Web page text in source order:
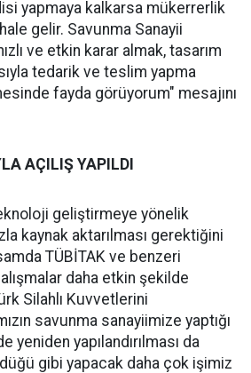
yapmaya kalkarsa mükerrerlik
gelir. Savunma Sanayii
ve etkin karar almak, tasarım
tedarik ve teslim yapma
fayda görüyorum" mesajını
AÇILIŞ YAPILDI
geliştirmeye yönelik
kaynak aktarılması gerektiğini
TÜBİTAK ve benzeri
daha etkin şekilde
Silahlı Kuvvetlerini
savunma sanayiimize yaptığı
yeniden yapılandırılması da
gibi yapacak daha çok işimiz